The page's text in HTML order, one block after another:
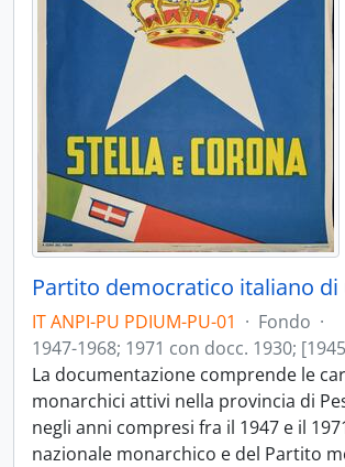
IT ANPI-PU PDIUM-PU-01 · Fondo ·
1947-1968; 1971 con docc. 1930;
La documentazione comprende le
monarchici attivi nella provincia di
negli anni compresi fra il 1947 e il
nazionale monarchico e del Partito